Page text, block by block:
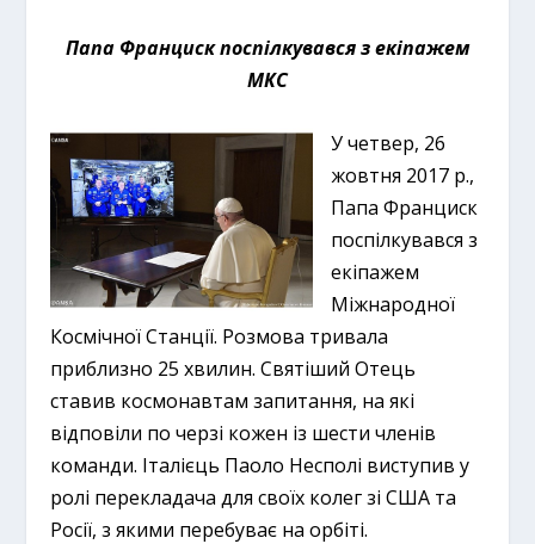
Папа Франциск поспілкувався з екіпажем
МКС
У четвер, 26
жовтня 2017 р.,
Папа Франциск
поспілкувався з
екіпажем
Міжнародної
Космічної Станції. Розмова тривала
приблизно 25 хвилин. Святіший Отець
ставив космонавтам запитання, на які
відповіли по черзі кожен із шести членів
команди. Італієць Паоло Несполі виступив у
ролі перекладача для своїх колег зі США та
Росії, з якими перебуває на орбіті.